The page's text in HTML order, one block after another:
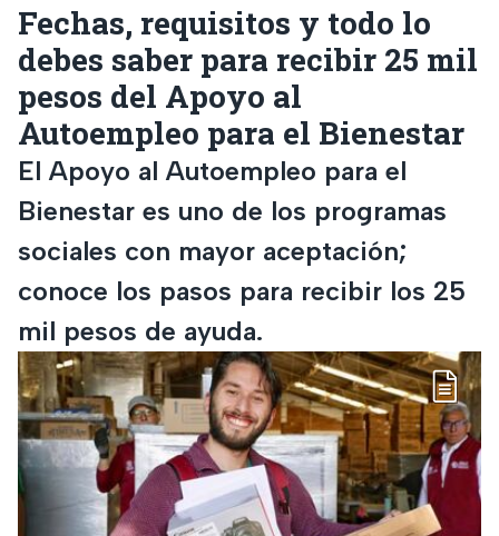
Fechas, requisitos y todo lo
debes saber para recibir 25 mil
pesos del Apoyo al
Autoempleo para el Bienestar
El Apoyo al Autoempleo para el
Bienestar es uno de los programas
sociales con mayor aceptación;
conoce los pasos para recibir los 25
mil pesos de ayuda.